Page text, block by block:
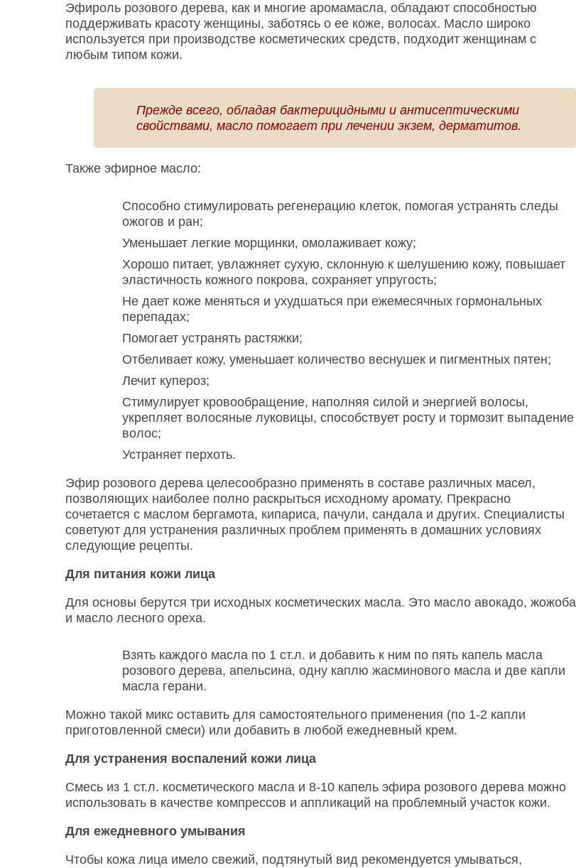
Эфироль розового дерева, как и многие аромамасла, обладают способностью
поддерживать красоту женщины, заботясь о ее коже, волосах. Масло широко
используется при производстве косметических средств, подходит женщинам с
любым типом кожи.
Прежде всего, обладая бактерицидными и антисептическими
свойствами, масло помогает при лечении экзем, дерматитов.
Также эфирное масло:
Способно стимулировать регенерацию клеток, помогая устранять следы
ожогов и ран;
Уменьшает легкие морщинки, омолаживает кожу;
Хорошо питает, увлажняет сухую, склонную к шелушению кожу, повышает
эластичность кожного покрова, сохраняет упругость;
Не дает коже меняться и ухудшаться при ежемесячных гормональных
перепадах;
Помогает устранять растяжки;
Отбеливает кожу, уменьшает количество веснушек и пигментных пятен;
Лечит купероз;
Стимулирует кровообращение, наполняя силой и энергией волосы,
укрепляет волосяные луковицы, способствует росту и тормозит выпадение
волос;
Устраняет перхоть.
Эфир розового дерева целесообразно применять в составе различных масел,
позволяющих наиболее полно раскрыться исходному аромату. Прекрасно
сочетается с маслом бергамота, кипариса, пачули, сандала и других. Специалисты
советуют для устранения различных проблем применять в домашних условиях
следующие рецепты.
Для питания кожи лица
Для основы берутся три исходных косметических масла. Это масло авокадо, жожоба
и масло лесного ореха.
Взять каждого масла по 1 ст.л. и добавить к ним по пять капель масла
розового дерева, апельсина, одну каплю жасминового масла и две капли
масла герани.
Можно такой микс оставить для самостоятельного применения (по 1-2 капли
приготовленной смеси) или добавить в любой ежедневный крем.
Для устранения воспалений кожи лица
Смесь из 1 ст.л. косметического масла и 8-10 капель эфира розового дерева можно
использовать в качестве компрессов и аппликаций на проблемный участок кожи.
Для ежедневного умывания
Чтобы кожа лица имело свежий, подтянутый вид рекомендуется умываться,